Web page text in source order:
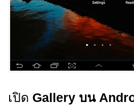
เปิด Gallery บน